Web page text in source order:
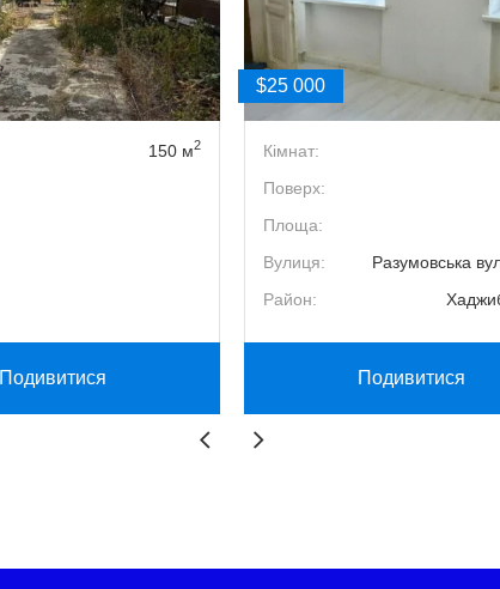
150 м2
Подивитися
$25 000
Кімнат:
Поверх:
Площа:
Вулиця:
Разумовська
Район:
Подивитися